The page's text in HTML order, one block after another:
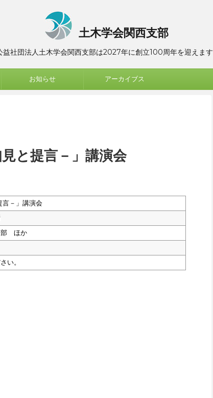
土木学会関西支部
益社団法人土木学会関西支部は2027年に創立100周年を迎えます
お知らせ アーカイブス
と提言－」講演会
言－」講演会
部 ほか
い。